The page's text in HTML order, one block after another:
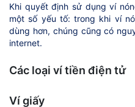
Khi quyết định sử dụng ví
một số yếu tố: trong khi ví
dùng hơn, chúng cũng có
internet.
Các loại ví tiền điện tử
Ví giấy